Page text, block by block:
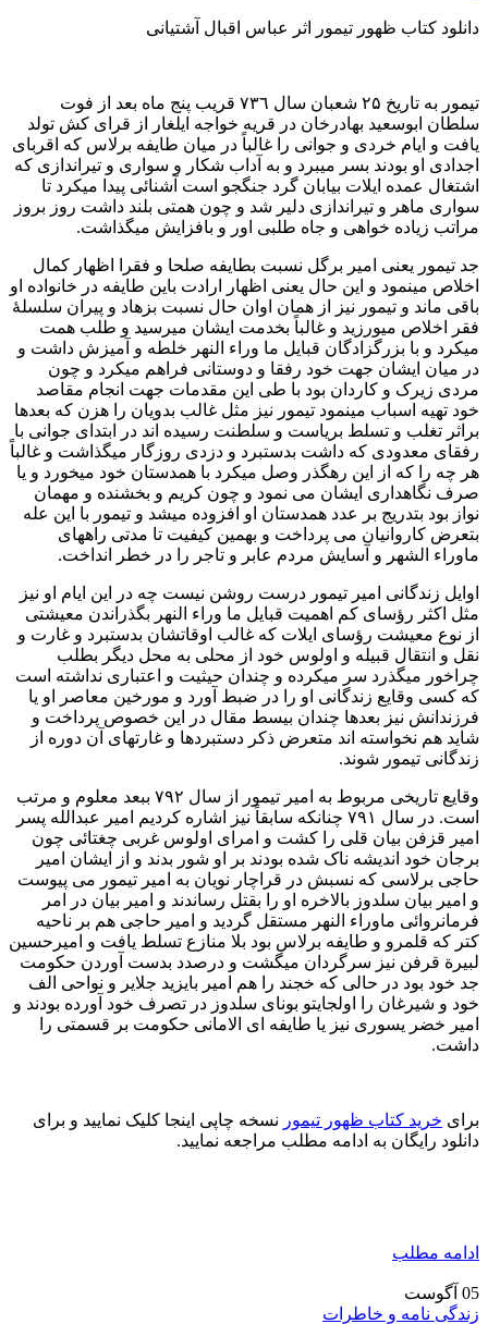
دانلود کتاب ظهور تیمور اثر عباس اقبال آشتیانی
تیمور به تاریخ ۲۵ شعبان سال ٧٣٦ قریب پنج ماه بعد از فوت
سلطان ابوسعید بهادرخان در قریه خواجه ایلغار از قرای کش تولد
یافت و ایام خردی و جوانی را غالباً در میان طایفه برلاس که اقربای
اجدادی او بودند بسر میبرد و به آداب شکار و سواری و تیراندازی که
اشتغال عمده ایلات بیابان گرد جنگجو است آشنائی پیدا میکرد تا
سواری ماهر و تیراندازی دلیر شد و چون همتی بلند داشت روز بروز
مراتب زیاده خواهی و جاه طلبی اور و بافزایش میگذاشت.
جد تیمور یعنی امیر برگل نسبت بطایفه صلحا و فقرا اظهار کمال
اخلاص مینمود و این حال یعنی اظهار ارادت باین طایفه در خانواده او
باقی ماند و تیمور نیز از همان اوان حال نسبت بزهاد و پیران سلسلهٔ
فقر اخلاص میورزید و غالباً بخدمت ایشان میرسید و طلب همت
میکرد و با بزرگزادگان قبایل ما وراء النهر خلطه و آمیزش داشت و
در میان ایشان جهت خود رفقا و دوستانی فراهم میکرد و چون
مردی زیرک و کاردان بود با طی این مقدمات جهت انجام مقاصد
خود تهیه اسباب مینمود تیمور نیز مثل غالب بدویان را هزن که بعدها
براثر تغلب و تسلط بریاست و سلطنت رسیده اند در ابتدای جوانی با
رفقای معدودی که داشت بدستبرد و دزدی روزگار میگذاشت و غالباً
هر چه را که از این رهگذر وصل میکرد با همدستان خود میخورد و یا
صرف نگاهداری ایشان می نمود و چون کریم و بخشنده و مهمان
نواز بود بتدریج بر عدد همدستان او افزوده میشد و تیمور با این عله
بتعرض کاروانیان می پرداخت و بهمین کیفیت تا مدتی راههای
ماوراء الشهر و آسایش مردم عابر و تاجر را در خطر انداخت.
اوایل زندگانی امیر تیمور درست روشن نیست چه در این ایام او نیز
مثل اکثر رؤسای کم اهمیت قبایل ما وراء النهر بگذراندن معیشتی
از نوع معیشت رؤسای ایلات که غالب اوقاتشان بدستبرد و غارت و
نقل و انتقال قبیله و اولوس خود از محلی به محل دیگر بطلب
چراخور میگذرد سر میکرده و چندان حیثیت و اعتباری نداشته است
که کسی وقایع زندگانی او را در ضبط آورد و مورخین معاصر او یا
فرزندانش نیز بعدها چندان بیسط مقال در این خصوص پرداخت و
شاید هم نخواسته اند متعرض ذکر دستبردها و غارتهای آن دوره از
زندگانی تیمور شوند.
وقایع تاریخی مربوط به امیر تیمور از سال ۷۹۲ ببعد معلوم و مرتب
است. در سال ۷۹۱ چنانکه سابقاً نیز اشاره کردیم امیر عبدالله پسر
امیر قزفن بیان قلی را کشت و امرای اولوس غربی چغتائی چون
برجان خود اندیشه ناک شده بودند بر او شور بدند و از ایشان امیر
حاجی برلاسی که نسبش در قراچار نویان به امیر تیمور می پیوست
و امیر بیان سلدوز بالاخره او را بقتل رساندند و امیر بیان در امر
فرمانروائی ماوراء النهر مستقل گردید و امیر حاجی هم بر ناحیه
کتر که قلمرو و طایفه برلاس بود بلا منازع تسلط یافت و امیرحسین
لبيرة قرفن نیز سرگردان میگشت و درصدد بدست آوردن حکومت
جد خود بود در حالی که خجند را هم امیر بایزید جلایر و نواحی الف
خود و شیرغان را اولجایتو بونای سلدوز در تصرف خود آورده بودند و
امیر خضر یسوری نیز یا طایفه ای الامانی حکومت بر قسمتی را
داشت.
برای خرید کتاب ظهور تیمور نسخه چاپی اینجا کلیک نمایید و برای
دانلود رایگان به ادامه مطلب مراجعه نمایید.
ادامه مطلب
05 آگوست
زندگی نامه و خاطرات